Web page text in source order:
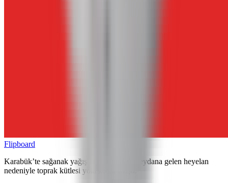
Flipboard
Karabük’te sağanak yağışların ardından meydana gelen heyelan
nedeniyle toprak kütlesi yola kadar ulaştı.